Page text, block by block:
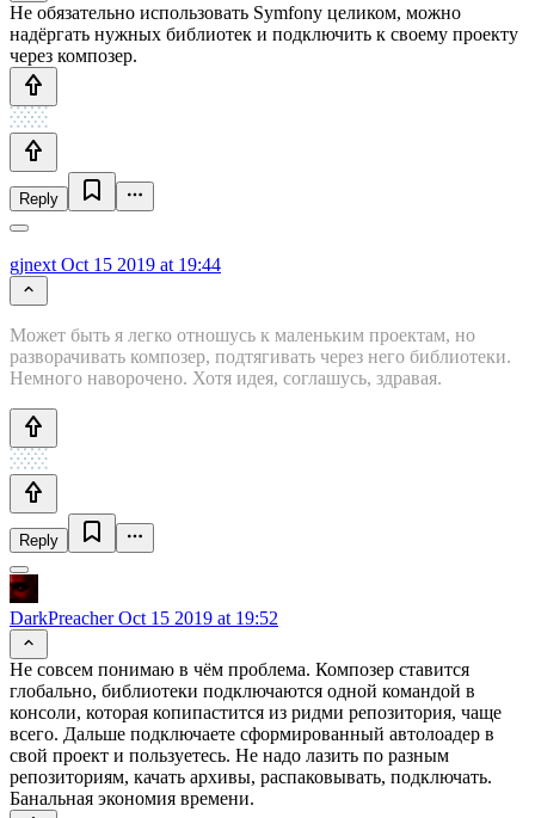
Не обязательно использовать Symfony целиком, можно
надёргать нужных библиотек и подключить к своему проекту
через композер.
Reply
gjnext Oct 15 2019 at 19:44
Может быть я легко отношусь к маленьким проектам, но
разворачивать композер, подтягивать через него библиотеки.
Немного наворочено. Хотя идея, соглашусь, здравая.
Reply
DarkPreacherOct 15 2019 at 19:52
Не совсем понимаю в чём проблема. Композер ставится
глобально, библиотеки подключаются одной командой в
консоли, которая копипастится из ридми репозитория, чаще
всего. Дальше подключаете сформированный автолоадер в
свой проект и пользуетесь. Не надо лазить по разным
репозиториям, качать архивы, распаковывать, подключать.
Банальная экономия времени.